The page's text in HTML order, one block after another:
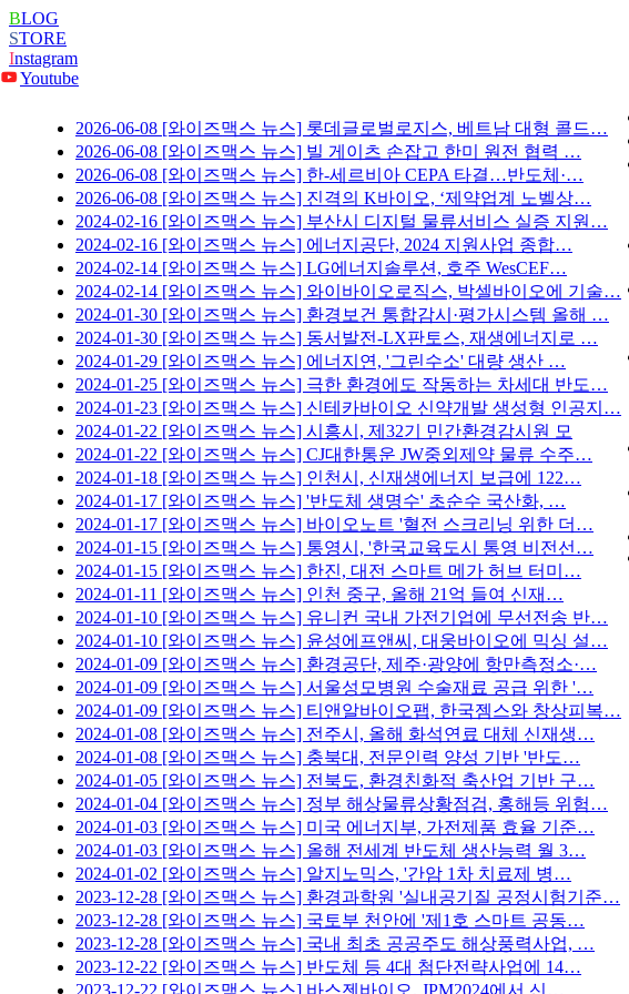
BLOG
STORE
Instagram
Youtube
2026-06-08 [와이즈맥스 뉴스] 롯데글로벌로지스, 베트남 대형 콜드…
2026-06-08 [와이즈맥스 뉴스] 빌 게이츠 손잡고 한미 원전 협력 …
2026-06-08 [와이즈맥스 뉴스] 한-세르비아 CEPA 타결…반도체·…
2026-06-08 [와이즈맥스 뉴스] 진격의 K바이오, ‘제약업계 노벨상…
2024-02-16 [와이즈맥스 뉴스] 부산시 디지털 물류서비스 실증 지원…
2024-02-16 [와이즈맥스 뉴스] 에너지공단, 2024 지원사업 종합…
2024-02-14 [와이즈맥스 뉴스] LG에너지솔루션, 호주 WesCEF…
2024-02-14 [와이즈맥스 뉴스] 와이바이오로직스, 박셀바이오에 기술…
2024-01-30 [와이즈맥스 뉴스] 환경보건 통합감시·평가시스템 올해 …
2024-01-30 [와이즈맥스 뉴스] 동서발전-LX판토스, 재생에너지로 …
2024-01-29 [와이즈맥스 뉴스] 에너지연, '그린수소' 대량 생산 …
2024-01-25 [와이즈맥스 뉴스] 극한 환경에도 작동하는 차세대 반도…
2024-01-23 [와이즈맥스 뉴스] 신테카바이오 신약개발 생성형 인공지…
2024-01-22 [와이즈맥스 뉴스] 시흥시, 제32기 민간환경감시원 모
2024-01-22 [와이즈맥스 뉴스] CJ대한통운 JW중외제약 물류 수주…
2024-01-18 [와이즈맥스 뉴스] 인천시, 신재생에너지 보급에 122…
2024-01-17 [와이즈맥스 뉴스] '반도체 생명수' 초순수 국산화, …
2024-01-17 [와이즈맥스 뉴스] 바이오노트 '혈전 스크리닝 위한 더…
2024-01-15 [와이즈맥스 뉴스] 통영시, '한국교육도시 통영 비전선…
2024-01-15 [와이즈맥스 뉴스] 한진, 대전 스마트 메가 허브 터미…
2024-01-11 [와이즈맥스 뉴스] 인천 중구, 올해 21억 들여 신재…
2024-01-10 [와이즈맥스 뉴스] 유니컨 국내 가전기업에 무선전송 반…
2024-01-10 [와이즈맥스 뉴스] 윤성에프앤씨, 대웅바이오에 믹싱 설…
2024-01-09 [와이즈맥스 뉴스] 환경공단, 제주·광양에 항만측정소·…
2024-01-09 [와이즈맥스 뉴스] 서울성모병원 수술재료 공급 위한 '…
2024-01-09 [와이즈맥스 뉴스] 티앤알바이오팹, 한국젬스와 창상피복…
2024-01-08 [와이즈맥스 뉴스] 전주시, 올해 화석연료 대체 신재생…
2024-01-08 [와이즈맥스 뉴스] 충북대, 전문인력 양성 기반 '반도…
2024-01-05 [와이즈맥스 뉴스] 전북도, 환경친화적 축산업 기반 구…
2024-01-04 [와이즈맥스 뉴스] 정부 해상물류상황점검, 홍해등 위험…
2024-01-03 [와이즈맥스 뉴스] 미국 에너지부, 가전제품 효율 기준…
2024-01-03 [와이즈맥스 뉴스] 올해 전세계 반도체 생산능력 월 3…
2024-01-02 [와이즈맥스 뉴스] 알지노믹스, '간암 1차 치료제 병…
2023-12-28 [와이즈맥스 뉴스] 환경과학원 '실내공기질 공정시험기준…
2023-12-28 [와이즈맥스 뉴스] 국토부 천안에 '제1호 스마트 공동…
2023-12-28 [와이즈맥스 뉴스] 국내 최초 공공주도 해상풍력사업, …
2023-12-22 [와이즈맥스 뉴스] 반도체 등 4대 첨단전략사업에 14…
2023-12-22 [와이즈맥스 뉴스] 바스젠바이오, JPM2024에서 신…